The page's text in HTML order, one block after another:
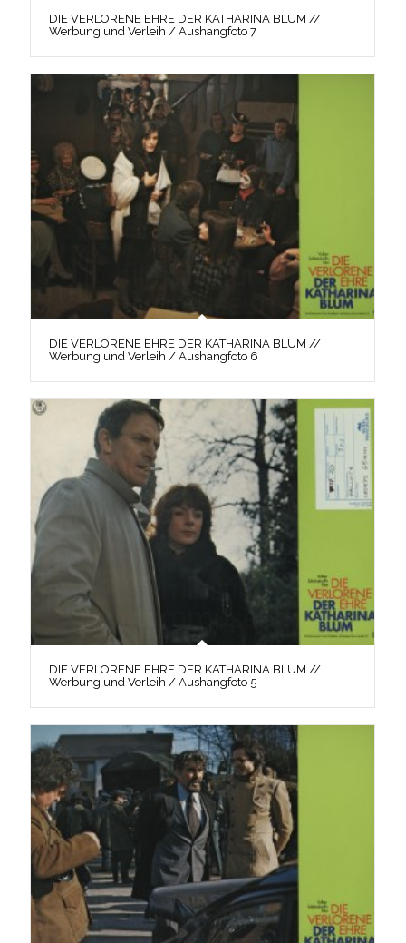
DIE VERLORENE EHRE DER KATHARINA BLUM //
Werbung und Verleih / Aushangfoto 7
DIE VERLORENE EHRE DER KATHARINA BLUM //
Werbung und Verleih / Aushangfoto 6
DIE VERLORENE EHRE DER KATHARINA BLUM //
Werbung und Verleih / Aushangfoto 5